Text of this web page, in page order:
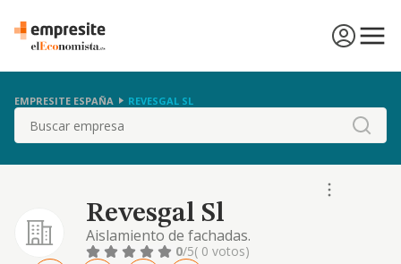
EMPRESITE ESPAÑA REVESGAL SL
Buscar
Revesgal Sl
Aislamiento de fachadas.
0/5( 0 votos)